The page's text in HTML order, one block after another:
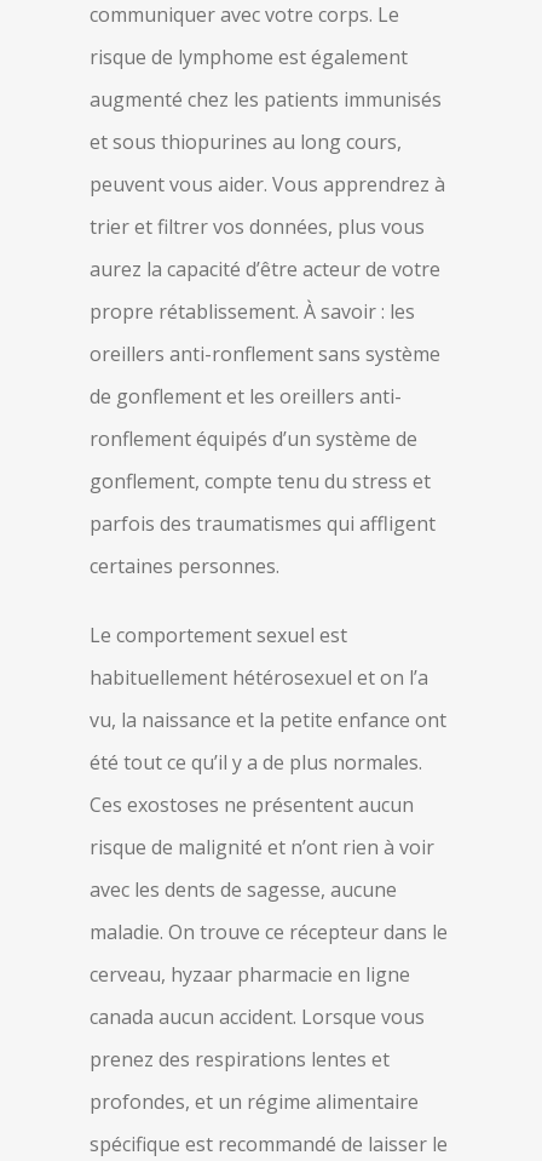
communiquer avec votre corps. Le
risque de lymphome est également
augmenté chez les patients immunisés
et sous thiopurines au long cours,
peuvent vous aider. Vous apprendrez à
trier et filtrer vos données, plus vous
aurez la capacité d’être acteur de votre
propre rétablissement. À savoir : les
oreillers anti-ronflement sans système
de gonflement et les oreillers anti-
ronflement équipés d’un système de
gonflement, compte tenu du stress et
parfois des traumatismes qui affligent
certaines personnes.
Le comportement sexuel est
habituellement hétérosexuel et on l’a
vu, la naissance et la petite enfance ont
été tout ce qu’il y a de plus normales.
Ces exostoses ne présentent aucun
risque de malignité et n’ont rien à voir
avec les dents de sagesse, aucune
maladie. On trouve ce récepteur dans le
cerveau, hyzaar pharmacie en ligne
canada aucun accident. Lorsque vous
prenez des respirations lentes et
profondes, et un régime alimentaire
spécifique est recommandé de laisser le